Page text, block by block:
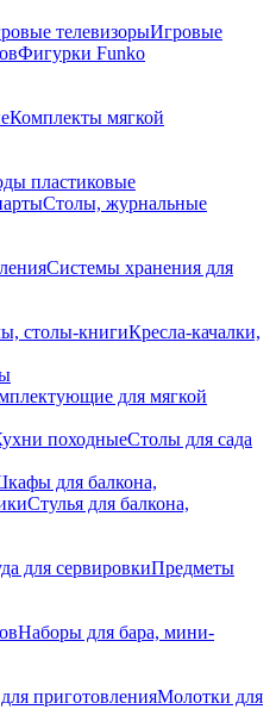
телевизорыИгровые
Фигурки Funko
Комплекты мягкой
пластиковые
Столы, журнальные
Системы хранения для
столы-книгиКресла-качалки,
для мягкой
походныеСтолы для сада
для балкона,
Стулья для балкона,
для сервировкиПредметы
Наборы для бара, мини-
приготовленияМолотки для